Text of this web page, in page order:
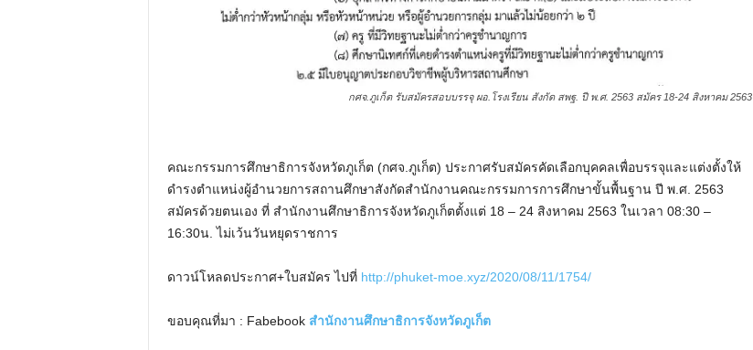
กศจ.ภูเก็ต รับสมัครสอบบรรจุ ผอ.โรงเรียน สังกัด สพฐ. ปี พ.ศ. 2563 สมัคร 18-24 สิงหาคม 2563
คณะกรรมการศึกษาธิการจังหวัดภูเก็ต (กศจ.ภูเก็ต) ประกาศรับสมัครคัดเลือกบุคคลเพื่อบรรจุและแต่งตั้งให้
ดำรงตำแหน่งผู้อำนวยการสถานศึกษาสังกัดสำนักงานคณะกรรมการการศึกษาขั้นพื้นฐาน ปี พ.ศ. 2563
สมัครด้วยตนเอง ที่ สำนักงานศึกษาธิการจังหวัดภูเก็ตตั้งแต่ 18 – 24 สิงหาคม 2563 ในเวลา 08:30 –
16:30น. ไม่เว้นวันหยุดราชการ
ดาวน์โหลดประกาศ+ใบสมัคร ไปที่ http://phuket-moe.xyz/2020/08/11/1754/
ขอบคุณที่มา : Fabebook สำนักงานศึกษาธิการจังหวัดภูเก็ต